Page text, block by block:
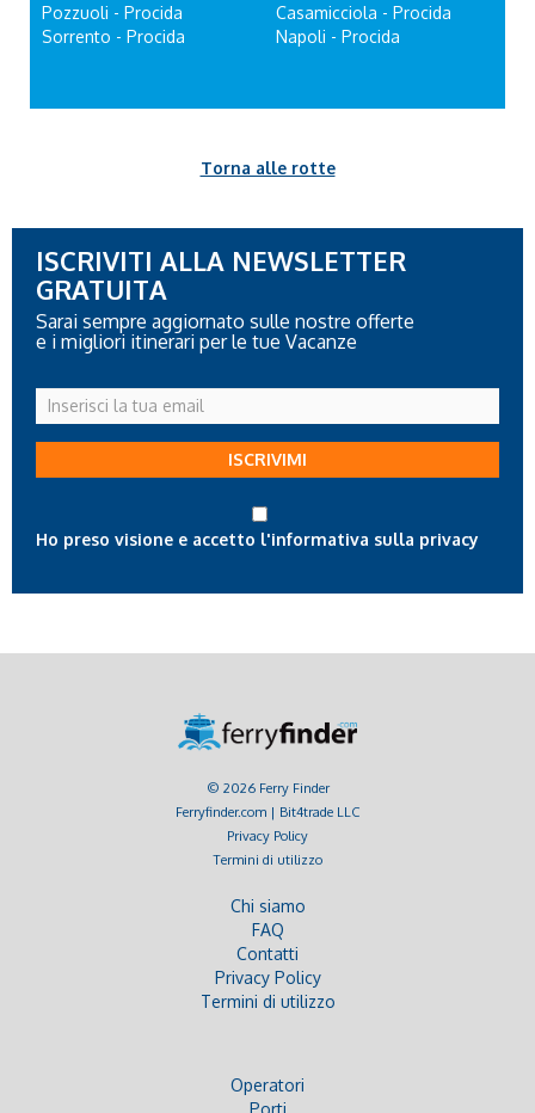
Pozzuoli - Procida
Sorrento - Procida
Casamicciola - Procida
Napoli - Procida
Torna alle rotte
ISCRIVITI ALLA NEWSLETTER
GRATUITA
Sarai sempre aggiornato sulle nostre offerte
e i migliori itinerari per le tue Vacanze
Inserisci
la
tua
ISCRIVIMI
Ho preso visione e accetto l'informativa sulla privacy
© 2026 Ferry Finder
Ferryfinder.com | Bit4trade LLC
Privacy Policy
Termini di utilizzo
Chi siamo
FAQ
Contatti
Privacy Policy
Termini di utilizzo
Operatori